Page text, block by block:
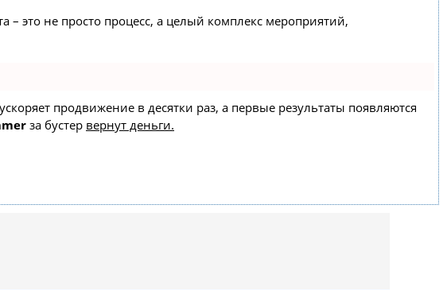
– это не просто процесс, а целый комплекс мероприятий,
продвижение в десятки раз, а первые результаты появляются
за бустер вернут деньги.